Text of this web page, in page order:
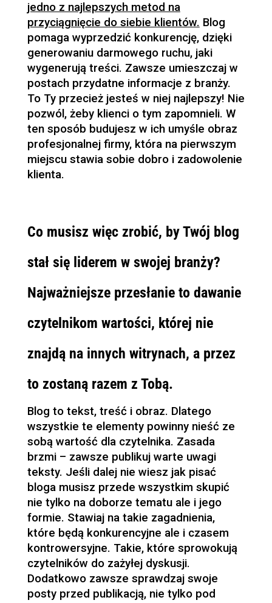
jedno z najlepszych metod na
przyciągnięcie do siebie klientów. Blog
pomaga wyprzedzić konkurencję, dzięki
generowaniu darmowego ruchu, jaki
wygenerują treści. Zawsze umieszczaj w
postach przydatne informacje z branży.
To Ty przecież jesteś w niej najlepszy! Nie
pozwól, żeby klienci o tym zapomnieli. W
ten sposób budujesz w ich umyśle obraz
profesjonalnej firmy, która na pierwszym
miejscu stawia sobie dobro i zadowolenie
klienta.
Co musisz więc zrobić, by Twój blog
stał się liderem w swojej branży?
Najważniejsze przesłanie to dawanie
czytelnikom wartości, której nie
znajdą na innych witrynach, a przez
to zostaną razem z Tobą.
Blog to tekst, treść i obraz. Dlatego
wszystkie te elementy powinny nieść ze
sobą wartość dla czytelnika. Zasada
brzmi – zawsze publikuj warte uwagi
teksty. Jeśli dalej nie wiesz jak pisać
bloga musisz przede wszystkim skupić
nie tylko na doborze tematu ale i jego
formie. Stawiaj na takie zagadnienia,
które będą konkurencyjne ale i czasem
kontrowersyjne. Takie, które sprowokują
czytelników do zażyłej dyskusji.
Dodatkowo zawsze sprawdzaj swoje
posty przed publikacją, nie tylko pod